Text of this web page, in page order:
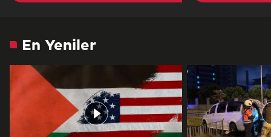
En Yeniler